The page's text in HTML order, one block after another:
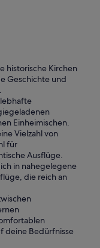
historische Kirchen
Geschichte und
Einheimischen.
Vielzahl von
für
Ausflüge.
in nahegelegene
die reich an
deine Bedürfnisse